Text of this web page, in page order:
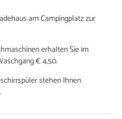
am Campingplatz zur
erhalten Sie im
€ 4,50.
stehen Ihnen